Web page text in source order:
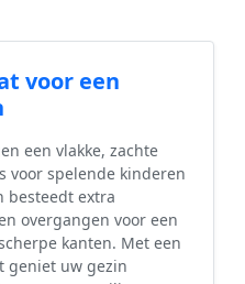
voor een
een vlakke, zachte
voor spelende kinderen
besteedt extra
overgangen voor een
kanten. Met een
geniet uw gezin